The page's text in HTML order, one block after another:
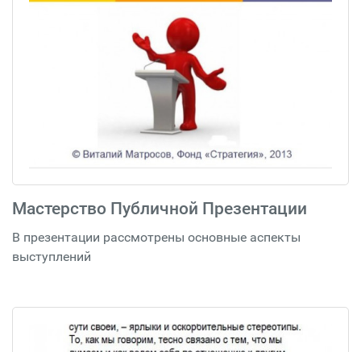
Мастерство Публичной Презентации
В презентации рассмотрены основные аспекты
выступлений